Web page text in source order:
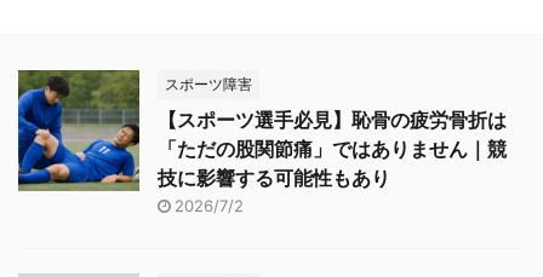
スポーツ障害
【スポーツ選手必見】恥骨の疲労骨折は
「ただの股関節痛」ではありません｜競
技に影響する可能性もあり
2026/7/2